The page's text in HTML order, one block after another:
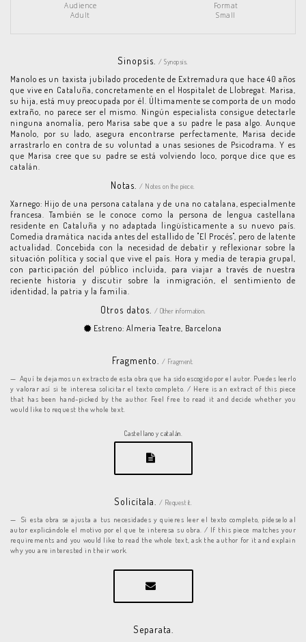
Audience
Adult
Format
Small
Sinopsis./ Synopsis.
Manolo es un taxista jubilado procedente de Extremadura que hace 40 años
que vive en Cataluña, concretamente en el Hospitalet de Llobregat. Marisa,
su hija, está muy preocupada por él. Últimamente se comporta de un modo
extraño, no parece ser el mismo. Ningún especialista consigue detectarle
ninguna anomalía, pero Marisa sabe que a su padre le pasa algo. Aunque
Manolo, por su lado, asegura encontrarse perfectamente, Marisa decide
arrastrarlo en contra de su voluntad a unas sesiones de Psicodrama. Y es
que Marisa cree que su padre se está volviendo loco, porque dice que es
catalán.
Notas./ Notes on the piece.
Xarnego: Hijo de una persona catalana y de una no catalana, especialmente
francesa. También se le conoce como la persona de lengua castellana
residente en Cataluña y no adaptada lingüísticamente a su nuevo país.
Comedia dramática nacida antes del estallido de "El Procés", pero de latente
actualidad. Concebida con la necesidad de debatir y reflexionar sobre la
situación política y social que vive el país. Hora y media de terapia grupal,
con participación del público incluida, para viajar a través de nuestra
reciente historia y discutir sobre la inmigración, el sentimiento de
identidad, la patria y la familia.
Otros datos. / Other information.
Estreno: Almeria Teatre, Barcelona
Fragmento./ Fragment.
Aquí te dejamos un extracto de esta obra que ha sido escogido por el autor. Puedes leerlo
y valorar así si te interesa solicitar el texto completo. / Here is an extract of this piece
that has been hand-picked by the author. Feel free to read it and decide whether you
would like to request the whole text.
Castellano y catalán.
Solicítala. / Request it.
Si esta obra se ajusta a tus necesidades y quieres leer el texto completo, pídeselo al
autor explicándole el motivo por el que te interesa su obra. / If this piece matches your
requirements and you would like to read the whole text, ask the author for it and explain
why you are interested in their work.
Separata.